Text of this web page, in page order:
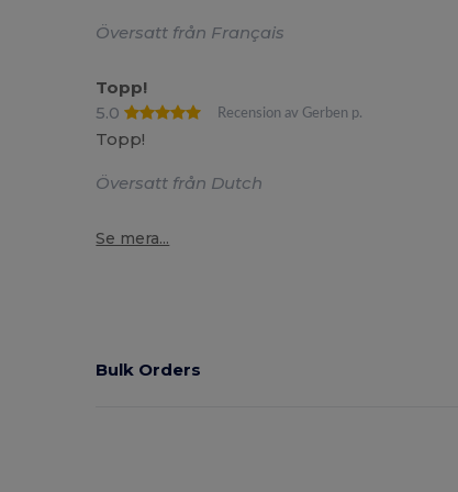
Översatt från Français
Topp!
5.0
Recension av Gerben p.
Topp!
Översatt från Dutch
Se mera...
Bulk Orders